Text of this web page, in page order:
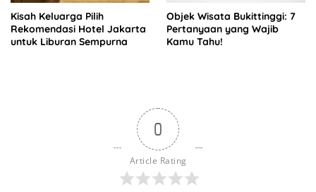
Kisah Keluarga Pilih
Rekomendasi Hotel Jakarta
untuk Liburan Sempurna
Objek Wisata Bukittinggi: 7
Pertanyaan yang Wajib
Kamu Tahu!
0
Article Rating